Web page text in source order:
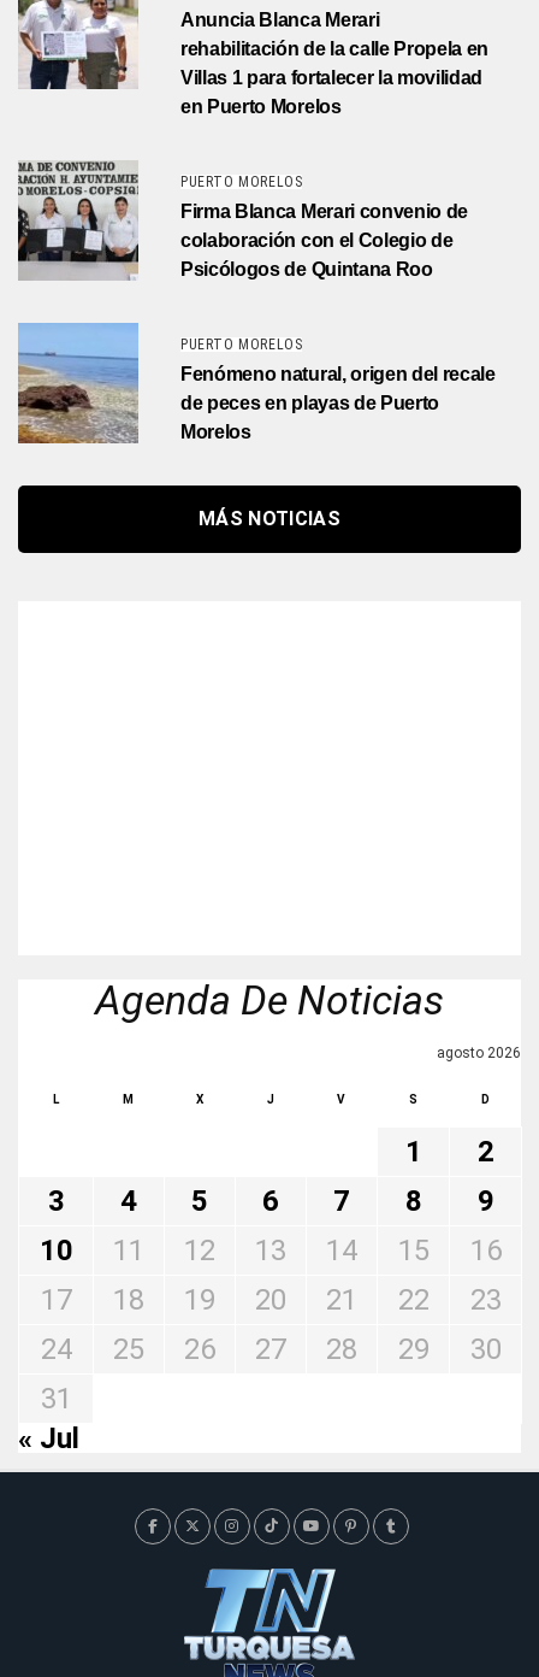
Anuncia Blanca Merari
rehabilitación de la calle Propela en
Villas 1 para fortalecer la movilidad
en Puerto Morelos
PUERTO MORELOS
Firma Blanca Merari convenio de
colaboración con el Colegio de
Psicólogos de Quintana Roo
PUERTO MORELOS
Fenómeno natural, origen del recale
de peces en playas de Puerto
Morelos
MÁS NOTICIAS
Agenda De Noticias
agosto 2026
L M X J V S D
1
2
3
4 5 6 7 8
9
10
11 12 13 14 15
16
17
18 19 20 21 22
23
24
25 26 27 28 29
30
31
« Jul